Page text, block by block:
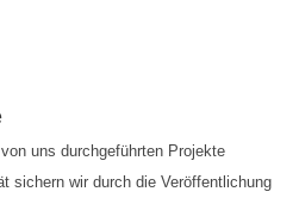
uns durchgeführten Projekte
sichern wir durch die Veröffentlichung